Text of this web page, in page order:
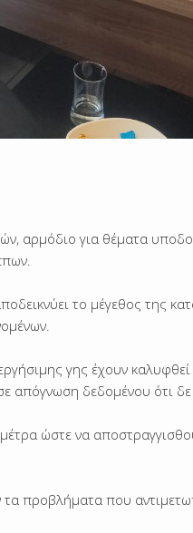
αρμόδιο για θέματα
το μέγεθος της
γης έχουν
απόγνωση δεδομένου ότι
ώστε να
προβλήματα που